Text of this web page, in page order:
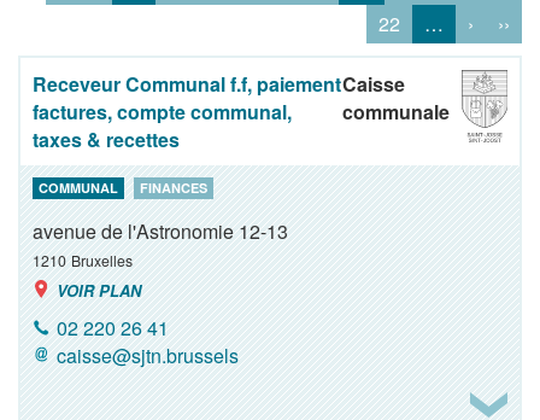
22
… › ››
Receveur Communal f.f, paiement
factures, compte communal,
taxes & recettes
Caisse
communale
COMMUNAL FINANCES
avenue de l'Astronomie 12-13
1210 Bruxelles
VOIR PLAN
02 220 26 41
caisse@sjtn.brussels